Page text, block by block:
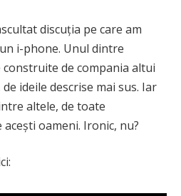
discuția pe care am
i-phone. Unul dintre
de compania altui
ideile descrise mai sus. Iar
altele, de toate
oameni. Ironic, nu?